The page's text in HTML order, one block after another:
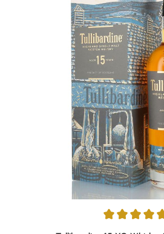
Average rating of 4.92 out of 5 stars